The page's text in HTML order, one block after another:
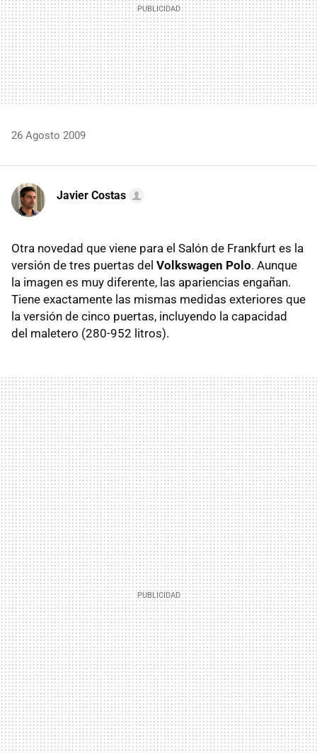
26 Agosto 2009
Javier Costas
Otra novedad que viene para el Salón de Frankfurt es la
versión de tres puertas del Volkswagen Polo. Aunque
la imagen es muy diferente, las apariencias engañan.
Tiene exactamente las mismas medidas exteriores que
la versión de cinco puertas, incluyendo la capacidad
del maletero (280-952 litros).